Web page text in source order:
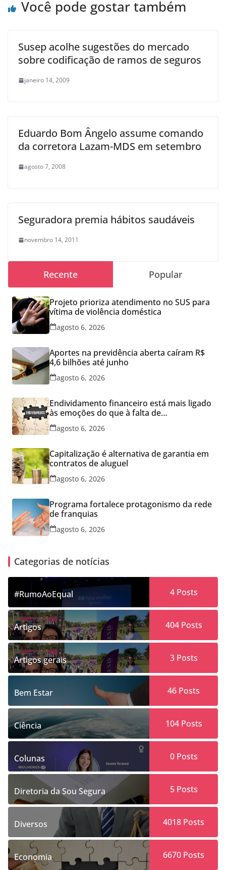
Você pode gostar também
Susep acolhe sugestões do mercado
sobre codificação de ramos de seguros
janeiro 14, 2009
Eduardo Bom Ângelo assume comando
da corretora Lazam-MDS em setembro
agosto 7, 2008
Seguradora premia hábitos saudáveis
novembro 14, 2011
Recente Popular
Projeto prioriza atendimento no SUS para
vítima de violência doméstica
agosto 6, 2026
Aportes na previdência aberta caíram R$
4,6 bilhões até junho
agosto 6, 2026
Endividamento financeiro está mais ligado
às emoções do que à falta de
conhecimento
agosto 6, 2026
Capitalização é alternativa de garantia em
contratos de aluguel
agosto 6, 2026
Programa fortalece protagonismo da rede
de franquias
agosto 6, 2026
Categorias de notícias
#RumoAoEqual 4Posts
Artigos 404Posts
Artigos gerais 3Posts
Bem Estar 46 Posts
Ciência 104Posts
Colunas 0Posts
Diretoria da Sou Segura 5Posts
Diversos 4018 Posts
Economia 6670 Posts